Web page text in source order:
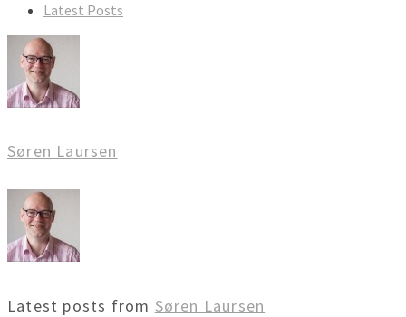
Latest Posts
Søren Laursen
Latest posts from Søren Laursen